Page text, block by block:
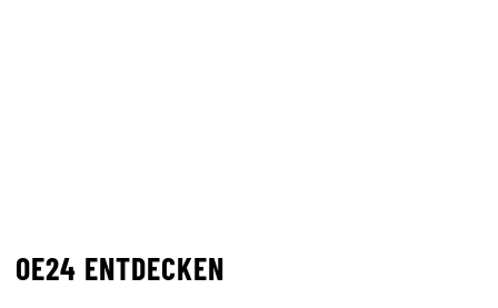
OE24 ENTDECKEN